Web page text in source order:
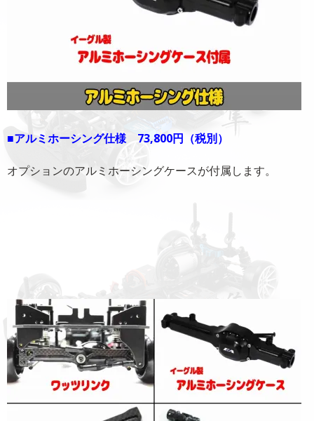
■アルミホーシング仕様 73,800円（税別）
オプションのアルミホーシングケースが付属します。